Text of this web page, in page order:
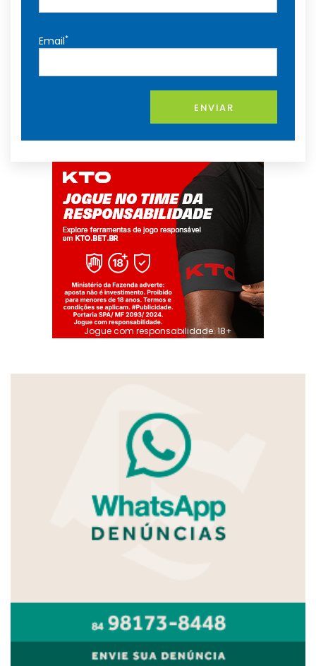
Email*
ENVIAR
Jogue com responsabilidade. 18+